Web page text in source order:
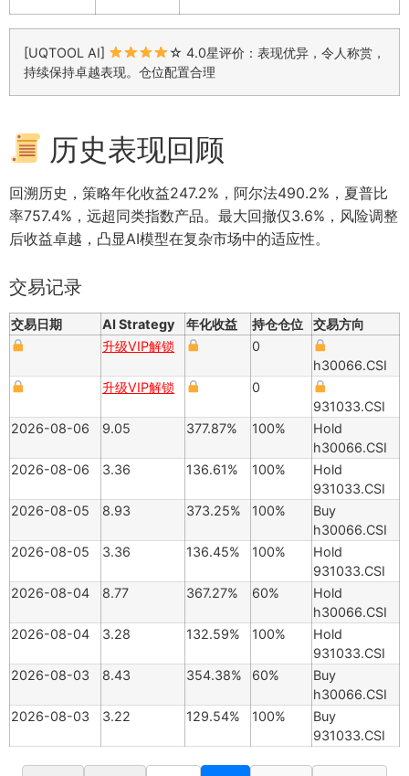
[UQTOOL AI]
☆ 4.0星评价：表现优异，令人称赏，
持续保持卓越表现。仓位配置合理
历史表现回顾
回溯历史，策略年化收益247.2%，阿尔法490.2%，夏普比
率757.4%，远超同类指数产品。最大回撤仅3.6%，风险调整
后收益卓越，凸显AI模型在复杂市场中的适应性。
交易记录
交易日期 AI Strategy 年化收益 持仓仓位
交易方向
升级VIP解锁
0
h30066.CSI
升级VIP解锁
0
931033.CSI
2026-08-06
9.05 377.87% 100%
Hold
h30066.CSI
2026-08-06
3.36 136.61% 100%
Hold
931033.CSI
2026-08-05
8.93 373.25% 100%
Buy
h30066.CSI
2026-08-05
3.36 136.45% 100%
Hold
931033.CSI
2026-08-04
8.77 367.27% 60%
Hold
h30066.CSI
2026-08-04
3.28 132.59% 100%
Hold
931033.CSI
2026-08-03
8.43 354.38% 60%
Buy
h30066.CSI
2026-08-03
3.22 129.54% 100%
Buy
931033.CSI